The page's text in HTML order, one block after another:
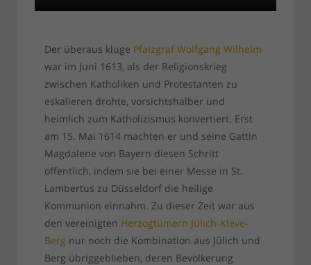
Der überaus kluge Pfalzgraf Wolfgang Wilhelm
war im Juni 1613, als der Religionskrieg
zwischen Katholiken und Protestanten zu
eskalieren drohte, vorsichtshalber und
heimlich zum Katholizismus konvertiert. Erst
am 15. Mai 1614 machten er und seine Gattin
Magdalene von Bayern diesen Schritt
öffentlich, indem sie bei einer Messe in St.
Lambertus zu Düsseldorf die heilige
Kommunion einnahm. Zu dieser Zeit war aus
den vereinigten Herzogtümern Jülich-Kleve-
Berg nur noch die Kombination aus Jülich und
Berg übriggeblieben, deren Bevölkerung